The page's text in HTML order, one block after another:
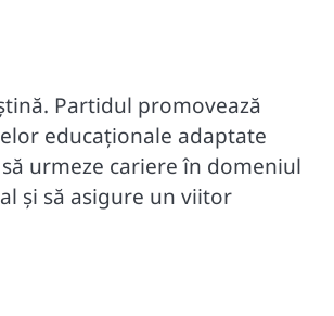
Partidul promovează
educaționale adaptate
urmeze cariere în domeniul
și să asigure un viitor